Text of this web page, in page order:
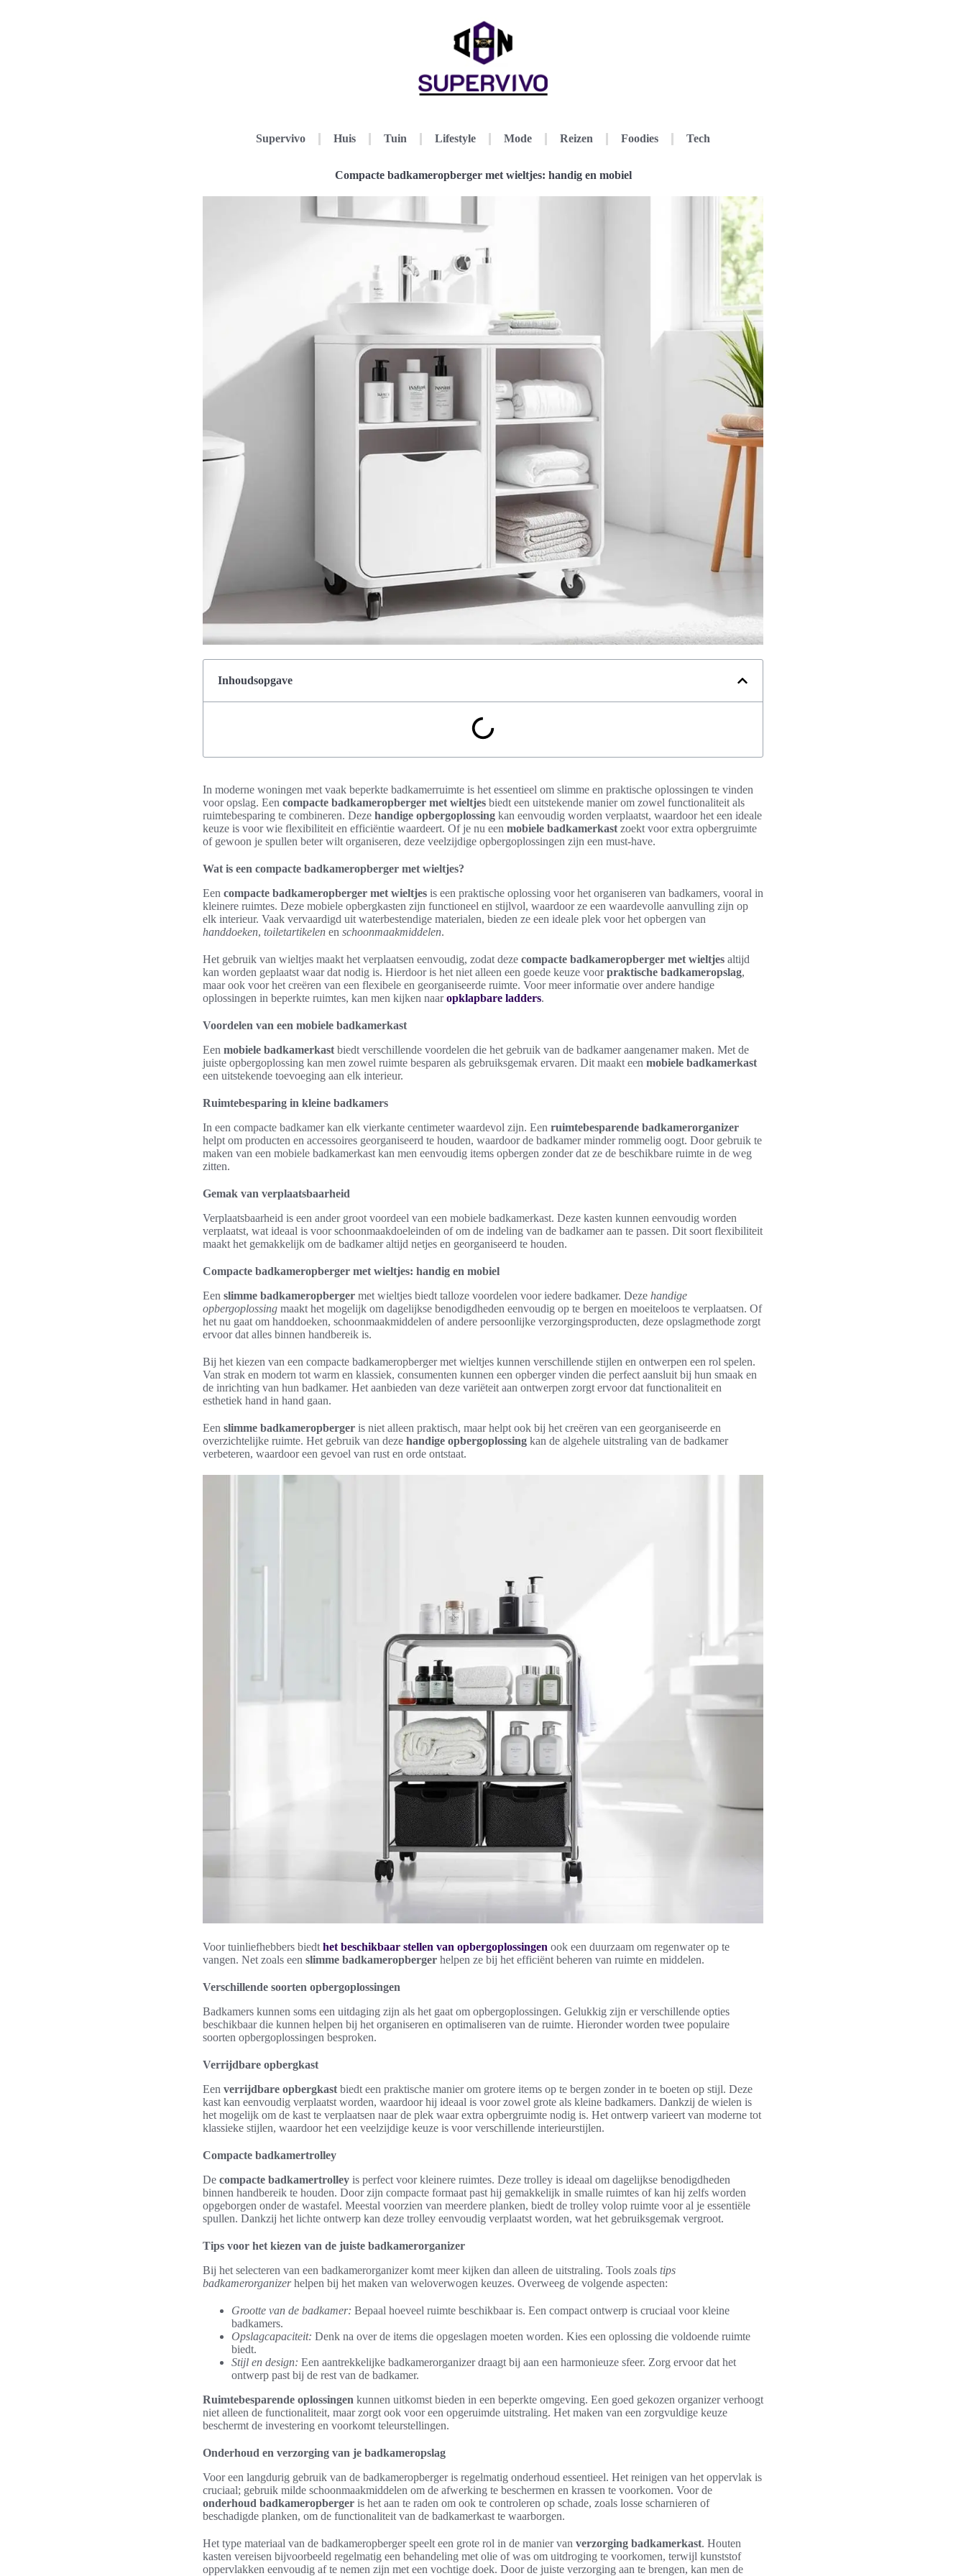
Supervivo Huis Tuin Lifestyle Mode Reizen Foodies Tech
Compacte badkameropberger met wieltjes: handig en mobiel
Inhoudsopgave
In moderne woningen met vaak beperkte badkamerruimte is het essentieel om slimme en praktische oplossingen te vinden
voor opslag. Een compacte badkameropberger met wieltjes biedt een uitstekende manier om zowel functionaliteit als
ruimtebesparing te combineren. Deze handige opbergoplossing kan eenvoudig worden verplaatst, waardoor het een ideale
keuze is voor wie flexibiliteit en efficiëntie waardeert. Of je nu een mobiele badkamerkast zoekt voor extra opbergruimte
of gewoon je spullen beter wilt organiseren, deze veelzijdige opbergoplossingen zijn een must-have.
Wat is een compacte badkameropberger met wieltjes?
Een compacte badkameropberger met wieltjes is een praktische oplossing voor het organiseren van badkamers, vooral in
kleinere ruimtes. Deze mobiele opbergkasten zijn functioneel en stijlvol, waardoor ze een waardevolle aanvulling zijn op
elk interieur. Vaak vervaardigd uit waterbestendige materialen, bieden ze een ideale plek voor het opbergen van
handdoeken, toiletartikelen en schoonmaakmiddelen.
Het gebruik van wieltjes maakt het verplaatsen eenvoudig, zodat deze compacte badkameropberger met wieltjes altijd
kan worden geplaatst waar dat nodig is. Hierdoor is het niet alleen een goede keuze voorpraktische badkameropslag,
maar ook voor het creëren van een flexibele en georganiseerde ruimte. Voor meer informatie over andere handige
oplossingen in beperkte ruimtes, kan men kijken naaropklapbare ladders.
Voordelen van een mobiele badkamerkast
Een mobiele badkamerkast biedt verschillende voordelen die het gebruik van de badkamer aangenamer maken. Met de
juiste opbergoplossing kan men zowel ruimte besparen als gebruiksgemak ervaren. Dit maakt een mobiele badkamerkast
een uitstekende toevoeging aan elk interieur.
Ruimtebesparing in kleine badkamers
In een compacte badkamer kan elk vierkante centimeter waardevol zijn. Een ruimtebesparende badkamerorganizer
helpt om producten en accessoires georganiseerd te houden, waardoor de badkamer minder rommelig oogt. Door gebruik te
maken van een mobiele badkamerkast kan men eenvoudig items opbergen zonder dat ze de beschikbare ruimte in de weg
zitten.
Gemak van verplaatsbaarheid
Verplaatsbaarheid is een ander groot voordeel van een mobiele badkamerkast. Deze kasten kunnen eenvoudig worden
verplaatst, wat ideaal is voor schoonmaakdoeleinden of om de indeling van de badkamer aan te passen. Dit soort flexibiliteit
maakt het gemakkelijk om de badkamer altijd netjes en georganiseerd te houden.
Compacte badkameropberger met wieltjes: handig en mobiel
Een slimme badkameropberger met wieltjes biedt talloze voordelen voor iedere badkamer. Deze handige
opbergoplossing maakt het mogelijk om dagelijkse benodigdheden eenvoudig op te bergen en moeiteloos te verplaatsen. Of
het nu gaat om handdoeken, schoonmaakmiddelen of andere persoonlijke verzorgingsproducten, deze opslagmethode zorgt
ervoor dat alles binnen handbereik is.
Bij het kiezen van een compacte badkameropberger met wieltjes kunnen verschillende stijlen en ontwerpen een rol spelen.
Van strak en modern tot warm en klassiek, consumenten kunnen een opberger vinden die perfect aansluit bij hun smaak en
de inrichting van hun badkamer. Het aanbieden van deze variëteit aan ontwerpen zorgt ervoor dat functionaliteit en
esthetiek hand in hand gaan.
Een slimme badkameropberger is niet alleen praktisch, maar helpt ook bij het creëren van een georganiseerde en
overzichtelijke ruimte. Het gebruik van deze handige opbergoplossing kan de algehele uitstraling van de badkamer
verbeteren, waardoor een gevoel van rust en orde ontstaat.
Voor tuinliefhebbers biedt het beschikbaar stellen van opbergoplossingen ook een duurzaam om regenwater op te
vangen. Net zoals een slimme badkameropberger helpen ze bij het efficiënt beheren van ruimte en middelen.
Verschillende soorten opbergoplossingen
Badkamers kunnen soms een uitdaging zijn als het gaat om opbergoplossingen. Gelukkig zijn er verschillende opties
beschikbaar die kunnen helpen bij het organiseren en optimaliseren van de ruimte. Hieronder worden twee populaire
soorten opbergoplossingen besproken.
Verrijdbare opbergkast
Een verrijdbare opbergkast biedt een praktische manier om grotere items op te bergen zonder in te boeten op stijl. Deze
kast kan eenvoudig verplaatst worden, waardoor hij ideaal is voor zowel grote als kleine badkamers. Dankzij de wielen is
het mogelijk om de kast te verplaatsen naar de plek waar extra opbergruimte nodig is. Het ontwerp varieert van moderne tot
klassieke stijlen, waardoor het een veelzijdige keuze is voor verschillende interieurstijlen.
Compacte badkamertrolley
De compacte badkamertrolley is perfect voor kleinere ruimtes. Deze trolley is ideaal om dagelijkse benodigdheden
binnen handbereik te houden. Door zijn compacte formaat past hij gemakkelijk in smalle ruimtes of kan hij zelfs worden
opgeborgen onder de wastafel. Meestal voorzien van meerdere planken, biedt de trolley volop ruimte voor al je essentiële
spullen. Dankzij het lichte ontwerp kan deze trolley eenvoudig verplaatst worden, wat het gebruiksgemak vergroot.
Tips voor het kiezen van de juiste badkamerorganizer
Bij het selecteren van een badkamerorganizer komt meer kijken dan alleen de uitstraling. Tools zoals tips
badkamerorganizerhelpen bij het maken van weloverwogen keuzes. Overweeg de volgende aspecten:
Grootte van de badkamer: Bepaal hoeveel ruimte beschikbaar is. Een compact ontwerp is cruciaal voor kleine
badkamers.
Opslagcapaciteit: Denk na over de items die opgeslagen moeten worden. Kies een oplossing die voldoende ruimte
biedt.
Stijl en design: Een aantrekkelijke badkamerorganizer draagt bij aan een harmonieuze sfeer. Zorg ervoor dat het
ontwerp past bij de rest van de badkamer.
Ruimtebesparende oplossingen kunnen uitkomst bieden in een beperkte omgeving. Een goed gekozen organizer verhoogt
niet alleen de functionaliteit, maar zorgt ook voor een opgeruimde uitstraling. Het maken van een zorgvuldige keuze
beschermt de investering en voorkomt teleurstellingen.
Onderhoud en verzorging van je badkameropslag
Voor een langdurig gebruik van de badkameropberger is regelmatig onderhoud essentieel. Het reinigen van het oppervlak is
cruciaal; gebruik milde schoonmaakmiddelen om de afwerking te beschermen en krassen te voorkomen. Voor de
onderhoud badkameropberger is het aan te raden om ook te controleren op schade, zoals losse scharnieren of
beschadigde planken, om de functionaliteit van de badkamerkast te waarborgen.
Het type materiaal van de badkameropberger speelt een grote rol in de manier van verzorging badkamerkast. Houten
kasten vereisen bijvoorbeeld regelmatig een behandeling met olie of was om uitdroging te voorkomen, terwijl kunststof
oppervlakken eenvoudig af te nemen zijn met een vochtige doek. Door de juiste verzorging aan te brengen, kan men de